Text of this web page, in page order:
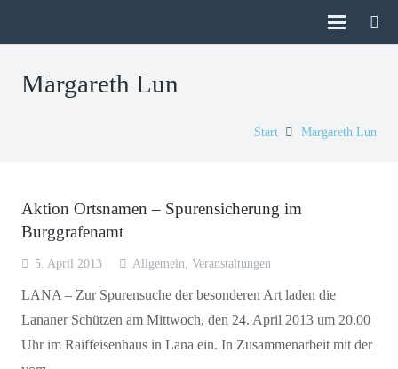
Margareth Lun
Start Margareth Lun
Aktion Ortsnamen – Spurensicherung im
Burggrafenamt
5. April 2013 Allgemein Veranstaltungen
LANA – Zur Spurensuche der besonderen Art laden die
Lananer Schützen am Mittwoch, den 24. April 2013 um 20.00
Uhr im Raiffeisenhaus in Lana ein. In Zusammenarbeit mit der